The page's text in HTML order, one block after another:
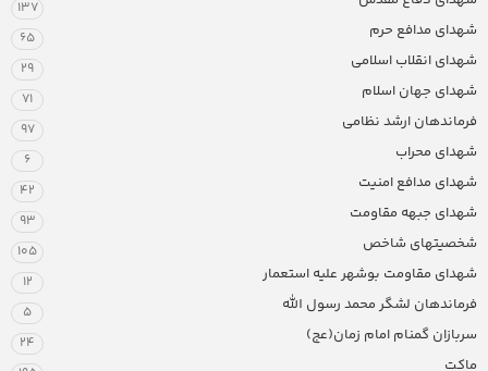
137
شهدای مدافع حرم 65
شهدای انقلاب اسلامی 29
شهدای جهان اسلام 71
فرماندهان ارشد نظامی 97
شهدای محراب 6
شهدای مدافع امنیت 42
شهدای جبهه مقاومت 93
شخصیتهای شاخص 105
شهدای مقاومت بوشهر علیه استعمار 12
فرماندهان لشگر محمد رسول الله 5
سربازان گمنام امام زمان(عج) 24
ماکت